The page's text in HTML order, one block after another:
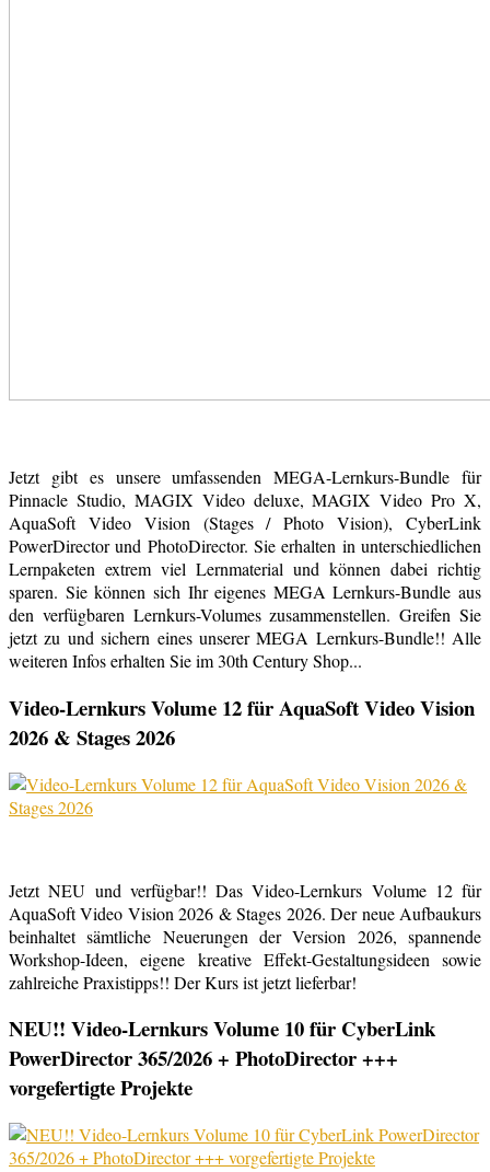
Jetzt gibt es unsere umfassenden MEGA-Lernkurs-Bundle für
Pinnacle Studio, MAGIX Video deluxe, MAGIX Video Pro X,
AquaSoft Video Vision (Stages / Photo Vision), CyberLink
PowerDirector und PhotoDirector. Sie erhalten in unterschiedlichen
Lernpaketen extrem viel Lernmaterial und können dabei richtig
sparen. Sie können sich Ihr eigenes MEGA Lernkurs-Bundle aus
den verfügbaren Lernkurs-Volumes zusammenstellen. Greifen Sie
jetzt zu und sichern eines unserer MEGA Lernkurs-Bundle!! Alle
weiteren Infos erhalten Sie im 30th Century Shop...
Video-Lernkurs Volume 12 für AquaSoft Video Vision
2026 & Stages 2026
Jetzt NEU und verfügbar!! Das Video-Lernkurs Volume 12 für
AquaSoft Video Vision 2026 & Stages 2026. Der neue Aufbaukurs
beinhaltet sämtliche Neuerungen der Version 2026, spannende
Workshop-Ideen, eigene kreative Effekt-Gestaltungsideen sowie
zahlreiche Praxistipps!! Der Kurs ist jetzt lieferbar!
NEU!! Video-Lernkurs Volume 10 für CyberLink
PowerDirector 365/2026 + PhotoDirector +++
vorgefertigte Projekte